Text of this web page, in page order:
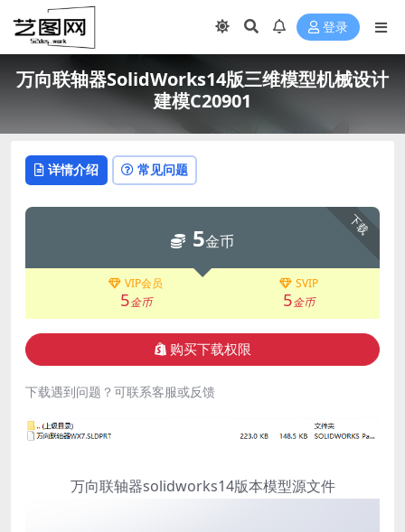
登录
万向联轴器SolidWorks14版三维模型机械设计
建模C20901
详情介绍 常见问题
下载
5金币
VIP会员
5金币
SVIP
5金币
购买下载权限
下载遇到问题？可联系客服或反馈
万向联轴器solidworks14版本模型源文件